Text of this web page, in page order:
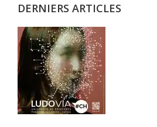
DERNIERS ARTICLES